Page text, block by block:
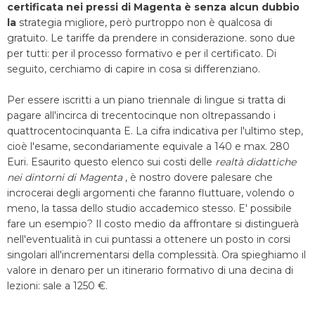
certificata nei pressi di Magenta è senza alcun dubbio
la strategia migliore, però purtroppo non è qualcosa di
gratuito. Le tariffe da prendere in considerazione. sono due
per tutti: per il processo formativo e per il certificato. Di
seguito, cerchiamo di capire in cosa si differenziano.
Per essere iscritti a un piano triennale di lingue si tratta di
pagare all'incirca di trecentocinque non oltrepassando i
quattrocentocinquanta E. La cifra indicativa per l'ultimo step,
cioè l'esame, secondariamente equivale a 140 e max. 280
Euri. Esaurito questo elenco sui costi delle realtà didattiche
nei dintorni di Magenta , è nostro dovere palesare che
incrocerai degli argomenti che faranno fluttuare, volendo o
meno, la tassa dello studio accademico stesso. E' possibile
fare un esempio? Il costo medio da affrontare si distinguerà
nell'eventualità in cui puntassi a ottenere un posto in corsi
singolari all'incrementarsi della complessità. Ora spieghiamo il
valore in denaro per un itinerario formativo di una decina di
lezioni: sale a 1250 €.